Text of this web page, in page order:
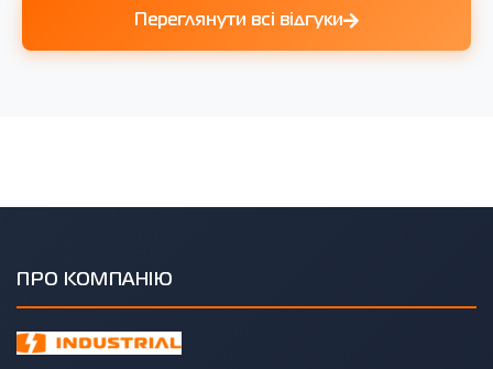
Переглянути всі відгуки
ПРО КОМПАНІЮ